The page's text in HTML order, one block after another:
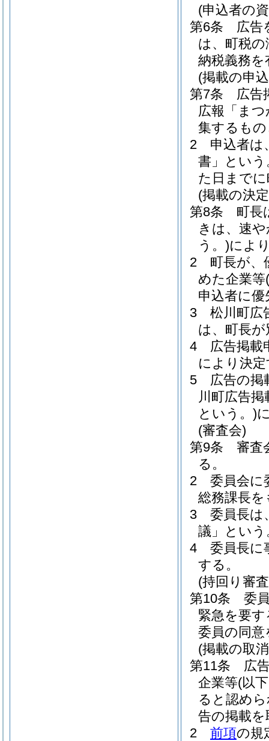
(申込者の
第6条
広告
は、町税
納税義務
(掲載の申
第7条
広告
広報「ま
集するも
2
申込者は
書」という
た日まで
(掲載の決
第8条
町長
きは、速
う。)によ
2
町長が、
めた企業等
申込者に
3
松川町広
は、町長
4
広告掲載
により決
5
広告の掲
川町広告
という。)
(審査会)
第9条
審査
る。
2
委員会に
総務課長
3
委員長は
議」という
4
委員長に
する。
(持回り審
第10条
委
緊急を要
委員の同
(掲載の取
第11条
広
企業等(以
ると認め
告の掲載
2
前項の規